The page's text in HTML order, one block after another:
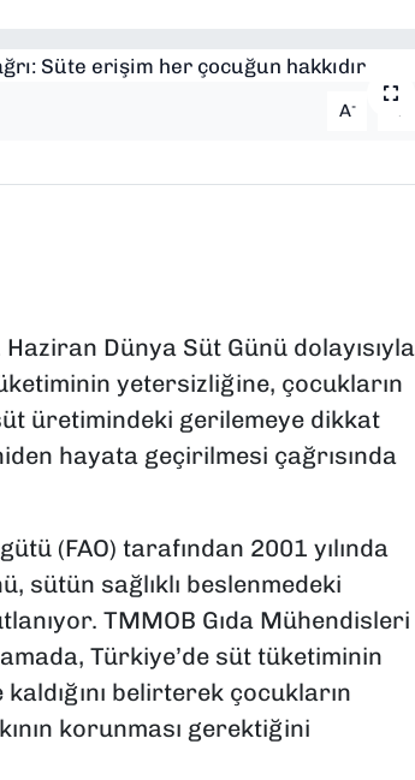
A- A
Dünya Süt Günü dolayısıyla
yetersizliğine, çocukların
üretimindeki gerilemeye dikkat
hayata geçirilmesi çağrısında
(FAO) tarafından 2001 yılında
sütün sağlıklı beslenmedeki
TMMOB Gıda Mühendisleri
Türkiye’de süt tüketiminin
belirterek çocukların
korunması gerektiğini